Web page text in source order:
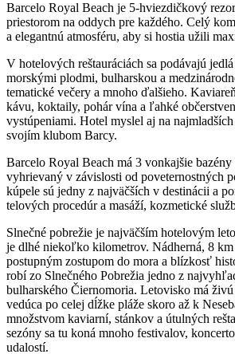
Barcelo Royal Beach je 5-hviezdičkový
priestorom na oddych pre každého. Celý
a elegantnú atmosféru, aby si hostia užili
V hotelových reštauráciách sa podávajú
morskými plodmi, bulharskou a
tematické večery a mnoho ďalšieho.
kávu, koktaily, pohár vína a ľahké
vystúpeniami. Hotel myslel aj na
svojím klubom Barcy.
Barcelo Royal Beach má 3 vonkajšie
vyhrievaný v závislosti od poveternostných
kúpele sú jedny z najväčších v destinácii a
telových procedúr a masáží, kozmetické
Slnečné pobrežie je najväčším hotelovým
je dlhé niekoľko kilometrov. Nádherná, 8 km
postupným zostupom do mora a blízkosť
robí zo Slnečného Pobrežia jedno z
bulharského Čiernomoria. Letovisko má
vedúca po celej dĺžke pláže skoro až k
množstvom kaviarní, stánkov a útulných
sezóny sa tu koná mnoho festivalov,
udalostí.